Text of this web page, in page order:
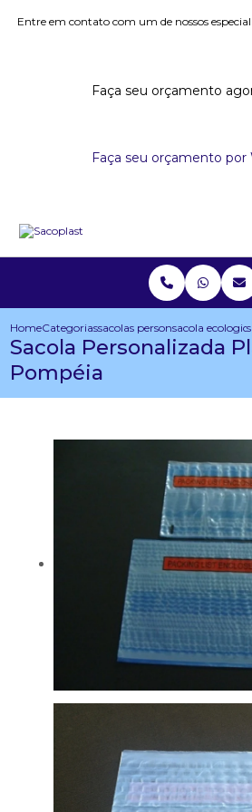
Entre em contato com um de nossos
Faça seu orçamento
Faça seu orçamento por
HomeCategoriassacolas personalizadas
sacola
Sacola Personalizada
Pompéia